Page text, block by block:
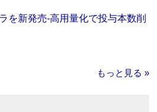
を新発売‐高用量化で投与本数削
もっと見る »